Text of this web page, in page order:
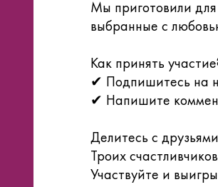
Мы приготовили
выбранные с
Как принять
✔ Подпишитесь на
✔ Напишите
Делитесь с
Троих
Участвуйте и